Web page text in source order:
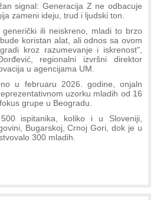
signal: Generacija Z ne odbacuje
zameni ideju, trud i ljudski ton.
ili neiskreno, mladi to brzo
koristan alat, ali odnos sa ovom
kroz razumevanje i iskrenost",
regionalni izvršni direktor
u agencijama UM.
u februaru 2026. godine, onjaln
uzorku mladih od 16
grupe u Beogradu.
ispitanika, koliko i u Sloveniji,
Bugarskoj, Crnoj Gori, dok je u
300 mladih.